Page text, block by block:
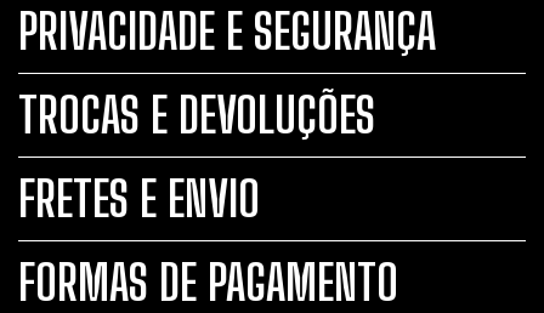
PRIVACIDADE E SEGURANÇA
TROCAS E DEVOLUÇÕES
FRETES E ENVIO
FORMAS DE PAGAMENTO